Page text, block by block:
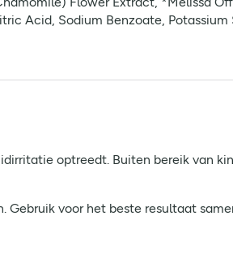
Acid, Sodium Benzoate, Potassium
optreedt. Buiten bereik van
voor het beste resultaat